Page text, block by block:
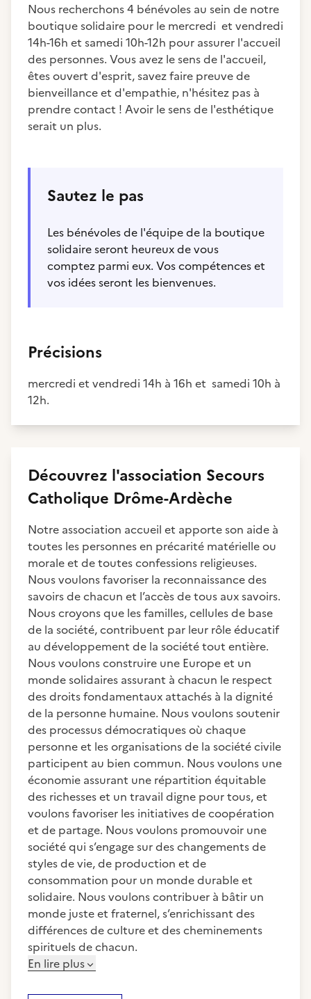
Nous recherchons 4 bénévoles au sein de notre
boutique solidaire pour le mercredi et vendredi
14h-16h et samedi 10h-12h pour assurer l'accueil
des personnes. Vous avez le sens de l'accueil,
êtes ouvert d'esprit, savez faire preuve de
bienveillance et d'empathie, n'hésitez pas à
prendre contact ! Avoir le sens de l'esthétique
serait un plus.
Sautez le pas
Les bénévoles de l'équipe de la boutique
solidaire seront heureux de vous
comptez parmi eux. Vos compétences et
vos idées seront les bienvenues.
Précisions
mercredi et vendredi 14h à 16h et samedi 10h à
12h.
Découvrez l'association Secours
Catholique Drôme-Ardèche
Notre association accueil et apporte son aide à
toutes les personnes en précarité matérielle ou
morale et de toutes confessions religieuses.
Nous voulons favoriser la reconnaissance des
savoirs de chacun et l’accès de tous aux savoirs.
Nous croyons que les familles, cellules de base
de la société, contribuent par leur rôle éducatif
au développement de la société tout entière.
Nous voulons construire une Europe et un
monde solidaires assurant à chacun le respect
des droits fondamentaux attachés à la dignité
de la personne humaine. Nous voulons soutenir
des processus démocratiques où chaque
personne et les organisations de la société civile
participent au bien commun. Nous voulons une
économie assurant une répartition équitable
des richesses et un travail digne pour tous, et
voulons favoriser les initiatives de coopération
et de partage. Nous voulons promouvoir une
société qui s’engage sur des changements de
styles de vie, de production et de
consommation pour un monde durable et
solidaire. Nous voulons contribuer à bâtir un
monde juste et fraternel, s’enrichissant des
différences de culture et des cheminements
spirituels de chacun.
En lire plus